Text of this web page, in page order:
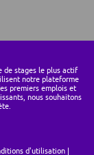
de stages le plus actif
notre plateforme
premiers emplois et
nous souhaitons
d'utilisation